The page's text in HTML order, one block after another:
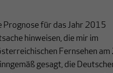
Prognose für das Jahr 2015
hinweisen, die mir im
Fernsehen am
gesagt, die